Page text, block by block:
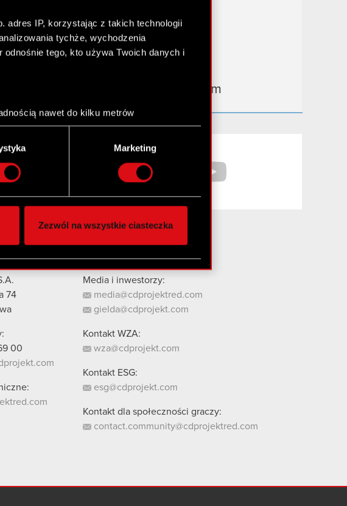
adres IP, korzystając z takich technologii
tychże, wychodzenia
tego, kto używa Twoich danych i
nawet do kilku metrów
je zbiory danych (fingerprinting,
oraz ustaw własne preferencje w
zgodę w dowolnej chwili.
funkcje społecznościowe i
te informacje z innymi danymi
korzystanie z naszej witryny,
Marketing
Zezwól na wszystkie ciasteczka
Dowiedz się więcej:
thewitcher.com
gear.cdprojektred.com
Facebook
74
00
Media i inwestorzy:
media@cdprojektred.com
gielda@cdprojekt.com
Kontakt WZA:
wza@cdprojekt.com
Kontakt ESG:
esg@cdprojekt.com
Kontakt dla społeczności graczy:
contact.community@cdprojektred.com